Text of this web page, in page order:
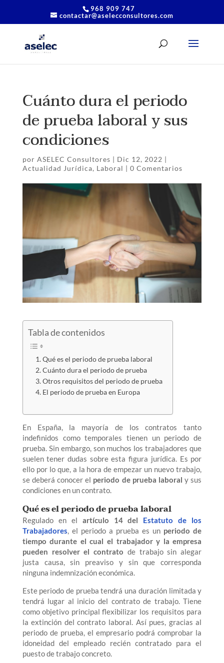
968 909 747
contactar@aselecconsultores.com
Cuánto dura el periodo
de prueba laboral y sus
condiciones
por ASELEC Consultores | Dic 12, 2022 |
Actualidad Jurídica, Laboral | 0 Comentarios
Tabla de contenidos
Qué es el periodo de prueba laboral
Cuánto dura el periodo de prueba
Otros requisitos del periodo de prueba
El periodo de prueba en Europa
En España, la mayoría de los contratos tanto
indefinidos como temporales tienen un periodo de
prueba. Sin embargo, son muchos los trabajadores que
suelen tener dudas sobre esta figura jurídica. Es por
ello por lo que, a la hora de empezar un nuevo trabajo,
se deberá conocer el periodo de prueba laboral y sus
condiciones en un contrato.
Qué es el periodo de prueba laboral
Regulado en el artículo 14 del Estatuto de los
Trabajadores, el periodo a prueba es un periodo de
tiempo durante el cual el trabajador y la empresa
pueden resolver el contrato de trabajo sin alegar
justa causa, sin preaviso y sin que corresponda
ninguna indemnización económica.
Este periodo de prueba tendrá una duración limitada y
tendrá lugar al inicio del contrato de trabajo. Tiene
como objetivo principal flexibilizar los requisitos para
la extinción del contrato laboral. Así pues, gracias al
periodo de prueba, el empresario podrá comprobar la
idoneidad del empleado recién contratado para el
puesto de trabajo concreto.